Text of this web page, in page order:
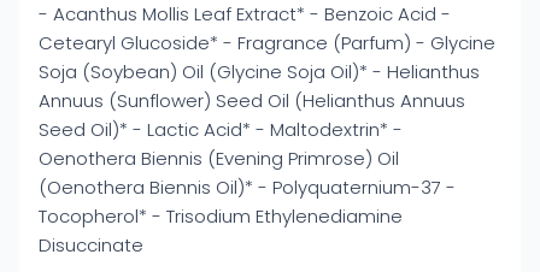
- Acanthus Mollis Leaf Extract* - Benzoic Acid -
Cetearyl Glucoside* - Fragrance (Parfum) - Glycine
Soja (Soybean) Oil (Glycine Soja Oil)* - Helianthus
Annuus (Sunflower) Seed Oil (Helianthus Annuus
Seed Oil)* - Lactic Acid* - Maltodextrin* -
Oenothera Biennis (Evening Primrose) Oil
(Oenothera Biennis Oil)* - Polyquaternium-37 -
Tocopherol* - Trisodium Ethylenediamine
Disuccinate